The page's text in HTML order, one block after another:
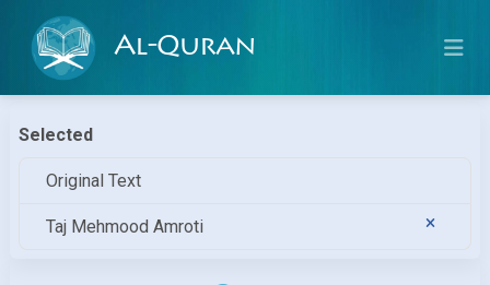
Al-Quran
Selected
Original Text
Taj Mehmood Amroti